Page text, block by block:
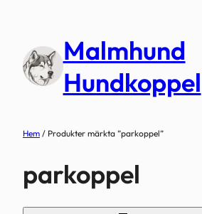
innehåll
Malmhund
Hundkoppel
Hem / Produkter märkta ”parkoppel”
parkoppel